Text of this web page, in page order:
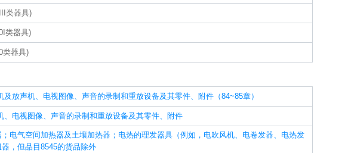
类器具)
类器具)
类器具)
放声机、电视图像、声音的录制和重放设备及其零件、附件（84~85章）
电视图像、声音的录制和重放设备及其零件、附件
电气空间加热器及土壤加热器；电热的理发器具（例如，电吹风机、电卷发器、电热发
，但品目8545的货品除外